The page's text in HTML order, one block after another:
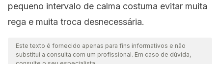
pequeno intervalo de calma costuma evitar muita
rega e muita troca desnecessária.
Este texto é fornecido apenas para fins informativos e não
substitui a consulta com um profissional. Em caso de dúvida,